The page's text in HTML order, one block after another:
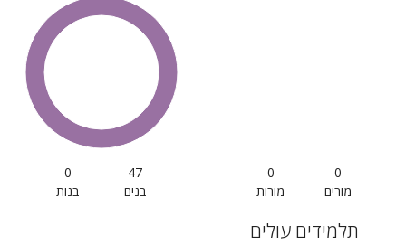
0
מורים
0
מורות
47
בנים
0
בנות
תלמידים עולים